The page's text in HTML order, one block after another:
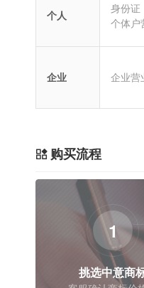
个人
身份证
个体户
企业 企业营
购买流程
1
挑选中意商